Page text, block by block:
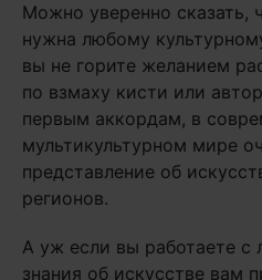
Можно уверенно сказать,
нужна любому
вы не горите желанием
по взмаху кисти или
первым аккордам, в
мультикультурном мире
представление об
регионов.
А уж если вы работаете с
знания об искусстве вам